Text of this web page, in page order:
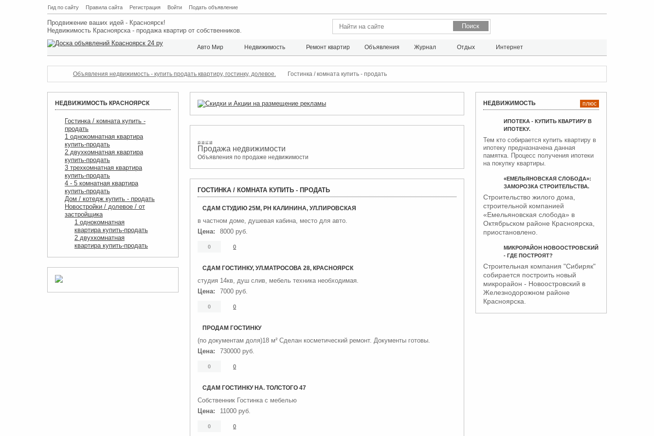
Гид по сайту Правила сайта Регистрация Войти Подать объявление
Продвижение ваших идей - Красноярск!
Недвижимость Красноярска - продажа квартир от собственников.
Авто Мир Недвижимость Ремонт квартир Объявления Журнал Отдых Интернет
Объявления недвижимость - купить продать квартиру, гостинку, долевое. Гостинка / комната купить - продать
НЕДВИЖИМОСТЬ КРАСНОЯРСК
Гостинка / комната купить -
продать
1 однокомнатная квартира
купить-продать
2 двухкомнатная квартира
купить-продать
3 трехкомнатная квартира
купить-продать
4 - 5 комнатная квартира
купить-продать
Дом / котедж купить - продать
Новостройки / долевое / от
застройщика
1 однокомнатная
квартира купить-продать
2 двухкомнатная
квартира купить-продать
15 16 17 18
Объявления недвижимость.
Объявления о продаже недвижимости
ГОСТИНКА / КОМНАТА КУПИТЬ - ПРОДАТЬ
СДАМ СТУДИЮ 25М, РН КАЛИНИНА, УЛ.ПИРОВСКАЯ
в частном доме, душевая кабина, место для авто.
Цена:
8000 руб.
0 0
СДАМ ГОСТИНКУ, УЛ.МАТРОСОВА 28, КРАСНОЯРСК
студия 14кв, душ слив, мебель техника необходимая.
Цена:
7000 руб.
0 0
ПРОДАМ ГОСТИНКУ
(по документам доля)18 м² Сделан косметический ремонт. Документы готовы.
Цена:
730000 руб.
0 0
СДАМ ГОСТИНКУ НА. ТОЛСТОГО 47
Собственник Гостинка с мебелью
Цена:
11000 руб.
0 0
НЕДВИЖИМОСТЬ плюс
ИПОТЕКА - КУПИТЬ КВАРТИРУ В
ИПОТЕКУ.
Тем кто собирается купить квартиру в
ипотеку предназначена данная
памятка. Процесс получения ипотеки
на покупку квартиры.
«ЕМЕЛЬЯНОВСКАЯ СЛОБОДА»:
ЗАМОРОЗКА СТРОИТЕЛЬСТВА.
Строительство жилого дома,
строительной компанией
«Емельяновская слобода» в
Октябрьском районе Красноярска,
приостановлено.
МИКРОРАЙОН НОВООСТРОВСКИЙ
- ГДЕ ПОСТРОЯТ?
Строительная компания "Сибиряк"
собирается построить новый
микрорайон - Новоостровский в
Железнодорожном районе
Красноярска